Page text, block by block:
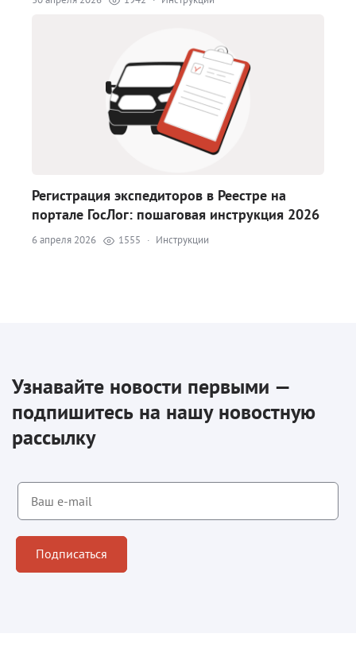
Регистрация экспедиторов в Реестре на
портале ГосЛог: пошаговая инструкция 2026
6 апреля 2026 1555 · Инструкции
Узнавайте новости первыми —
подпишитесь на нашу новостную
рассылку
Подписаться